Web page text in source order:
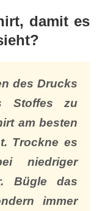
damit es
des Drucks
Stoffes zu
am besten
Trockne es
niedriger
Bügle das
immer